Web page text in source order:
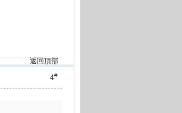
返回頂部
4#